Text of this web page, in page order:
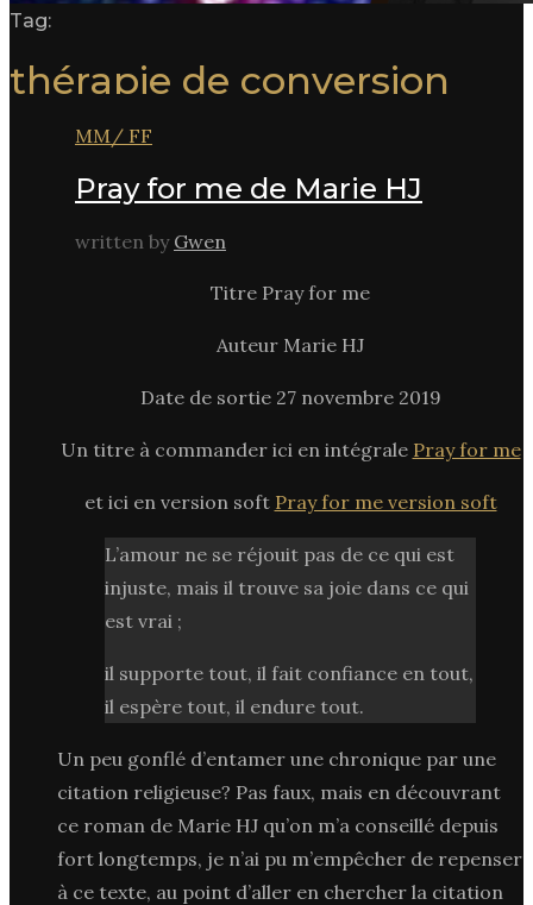
Tag:
thérapie de conversion
MM/ FF
Pray for me de Marie HJ
written by Gwen
Titre Pray for me
Auteur Marie HJ
Date de sortie 27 novembre 2019
Un titre à commander ici en intégrale Pray for me
et ici en version soft Pray for me version soft
L’amour ne se réjouit pas de ce qui est
injuste, mais il trouve sa joie dans ce qui
est vrai ;
il supporte tout, il fait confiance en tout,
il espère tout, il endure tout.
Un peu gonflé d’entamer une chronique par une
citation religieuse? Pas faux, mais en découvrant
ce roman de Marie HJ qu’on m’a conseillé depuis
fort longtemps, je n’ai pu m’empêcher de repenser
à ce texte, au point d’aller en chercher la citation